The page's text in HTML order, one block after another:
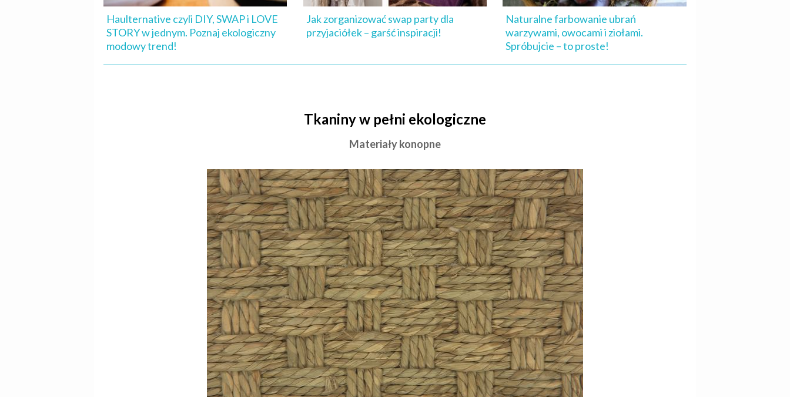
Haulternative czyli DIY, SWAP i LOVE
STORY w jednym. Poznaj ekologiczny
modowy trend!
Jak zorganizować swap party dla
przyjaciółek – garść inspiracji!
Naturalne farbowanie ubrań
warzywami, owocami i ziołami.
Spróbujcie – to proste!
Tkaniny w pełni ekologiczne
Materiały konopne